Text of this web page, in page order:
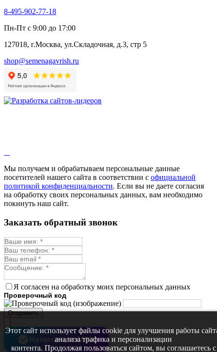
8-495-902-77-18
Пн-Пт с 9:00 до 17:00
127018, г.Москва, ул.Складочная, д.3, стр 5
shop@semenagavrish.ru
Мы получаем и обрабатываем персональные данные
посетителей нашего сайта в соответствии с официальной
политикой конфиденциальности. Если вы не даете согласия
на обработку своих персональных данных, вам необходимо
покинуть наш сайт.
Этот сайт использует файлы cookie для улучшения работы
анализа трафика и персонализации
контента. Продолжая пользоваться сайтом, вы соглашаетесь с
Заказать обратный звонок
Я согласен на обработку моих персональных данных
Проверочный код
Отправить
Написать в MAX